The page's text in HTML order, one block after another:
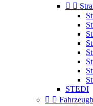
 
STEDI
 